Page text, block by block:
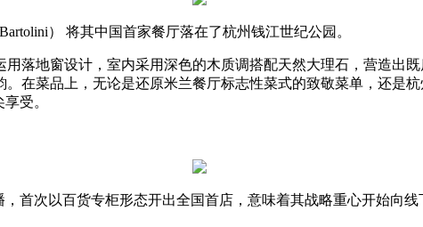
） 将其中国首家餐厅落在了杭州钱江世纪公园。
落地窗设计，室内采用深色的木质调搭配天然大理石，营造出
在菜品上，无论是还原米兰餐厅标志性菜式的致敬菜单，还是
受。
首次以百货专柜形态开出全国首店，意味着其战略重心开始向